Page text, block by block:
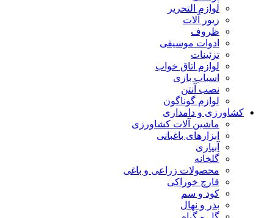
لوازم التحریر
زیور آلات
ظروف
ادوات موسیقی
تزئینات
لوازم اتاق خواب
اسباب بازی
نصب آنتن
لوازم گوناگون
کشاورزی و دامداری
ماشین آلات کشاورزی
ابزارهای باغبانی
آبیاری
گلخانه
محصولات زراعی و باغی
قارچ خوراکی
کود و سم
بذر و نهال